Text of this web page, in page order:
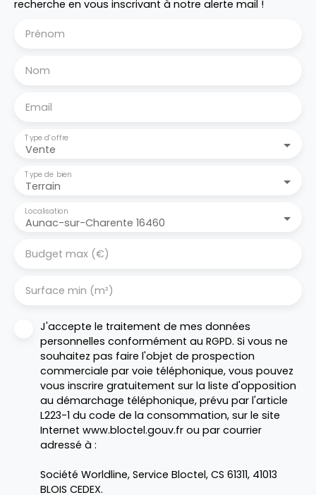
recherche en vous inscrivant à notre alerte mail !
Prénom
Nom
Email
Vente
Type d'offre
Terrain
Type de bien
Aunac-sur-Charente 16460
Localisation
Budget max (€)
Surface min (m²)
J'accepte le traitement de mes données
personnelles conformément au RGPD. Si vous ne
souhaitez pas faire l'objet de prospection
commerciale par voie téléphonique, vous pouvez
vous inscrire gratuitement sur la liste d'opposition
au démarchage téléphonique, prévu par l'article
L223-1 du code de la consommation, sur le site
Internet www.bloctel.gouv.fr ou par courrier
adressé à :
Société Worldline, Service Bloctel, CS 61311, 41013
BLOIS CEDEX.